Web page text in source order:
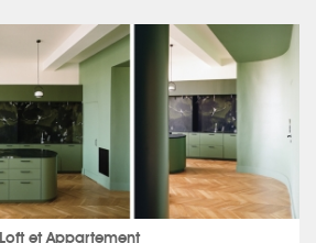
Loft et Appartement